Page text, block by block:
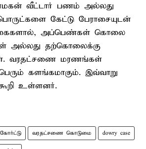
வீட்டார் பணம் அல்லது
கேட்டு பேராசையுடன்
அப்பெண்கள் கொலை
அல்லது தற்கொலைக்கு
வரதட்சணை மரணங்கள்
பெரும் களங்கமாகும். இவ்வாறு
உள்ளனர்.
வரதட்சணை கொடுமை dowry case